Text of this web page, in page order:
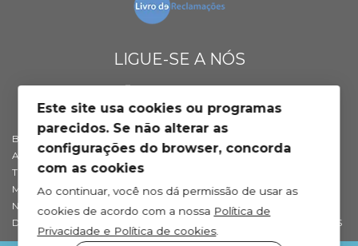
LIGUE-SE A NÓS
BLOG DE SAÚDE
APOIO AO CLIENTE
TROCAS E DEVOLUÇÕES
MÉTODOS DE PAGAMENTO
NEWFOOD® POINTS
DEP. TÉCNICO
PROFISSIONAIS
DISTRIBUIDORES
RETAILERS
INTERNATIONAL DISTRIBUTORS
Este site usa cookies ou programas
parecidos. Se não alterar as
configurações do browser, concorda
com as cookies
Ao continuar, você nos dá permissão de usar as
cookies de acordo com a nossa Política de
Privacidade e Política de cookies.